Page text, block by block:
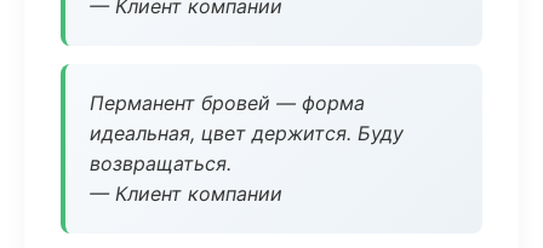
— Клиент компании
Перманент бровей — форма
идеальная, цвет держится. Буду
возвращаться.
— Клиент компании